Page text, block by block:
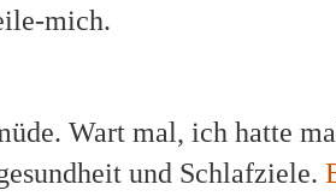
mich.
Wart mal, ich hatte
und Schlafziele.